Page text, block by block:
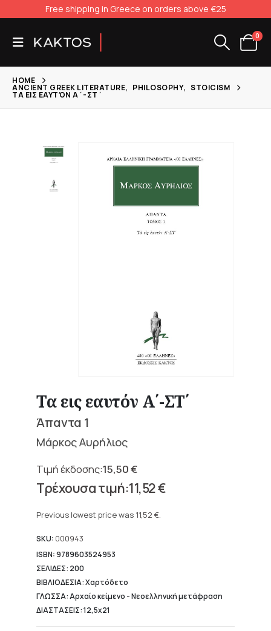
Free shipping in Greece on orders above €25
0
HOME
ANCIENT GREEK LITERATURE, PHILOSOPHY, STOICISM
ΤΑ ΕΙΣ ΕΑΥΤΌΝ Α΄-ΣΤ΄
Τα εις εαυτόν Α΄-ΣΤ΄
Άπαντα 1
Μάρκος Αυρήλιος
15,50€
Original
price
15,50 €.
11,52€
price
11,52 €.
Previous lowest price was 11,52 €.
SKU: 000943
ISBN: 9789603524953
ΣΕΛΙΔΕΣ: 200
ΒΙΒΛΙΟΔΕΣΙΑ: Χαρτόδετο
ΓΛΩΣΣΑ: Αρχαίο κείμενο - Νεοελληνική μετάφραση
ΔΙΑΣΤΑΣΕΙΣ: 12,5x21